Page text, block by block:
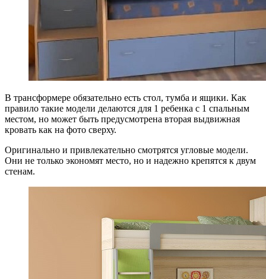
В трансформере обязательно есть стол, тумба и ящики. Как
правило такие модели делаются для 1 ребенка с 1 спальным
местом, но может быть предусмотрена вторая выдвижная
кровать как на фото сверху.
Оригинально и привлекательно смотрятся угловые модели.
Они не только экономят место, но и надежно крепятся к двум
стенам.